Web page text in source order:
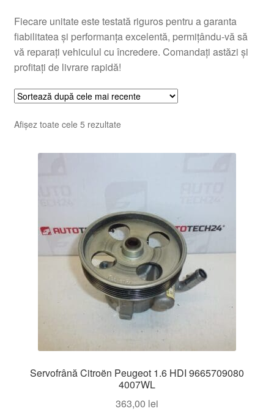
Termeni si conditii
Fiecare unitate este testată riguros pentru a garanta
fiabilitatea și performanța excelentă, permițându-vă să
vă reparați vehiculul cu încredere. Comandați astăzi și
profitați de livrare rapidă!
Afișez toate cele 5 rezultateSortat
cele
Servofrână Citroën Peugeot 1.6 HDI 9665709080
4007WL
363,00 lei